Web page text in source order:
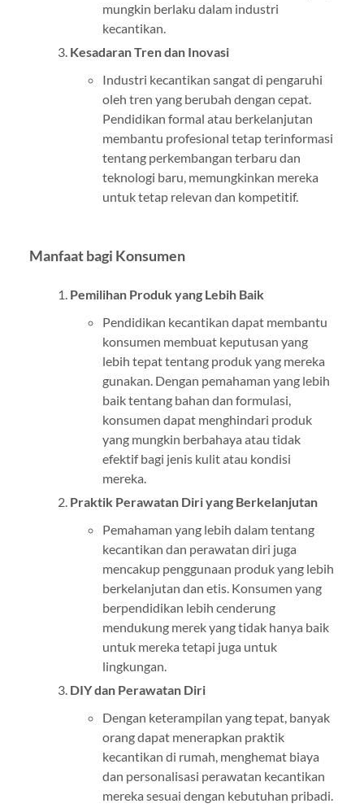
mungkin berlaku dalam industri
kecantikan.
Kesadaran Tren dan Inovasi
Industri kecantikan sangat di pengaruhi
oleh tren yang berubah dengan cepat.
Pendidikan formal atau berkelanjutan
membantu profesional tetap terinformasi
tentang perkembangan terbaru dan
teknologi baru, memungkinkan mereka
untuk tetap relevan dan kompetitif.
Manfaat bagi Konsumen
Pemilihan Produk yang Lebih Baik
Pendidikan kecantikan dapat membantu
konsumen membuat keputusan yang
lebih tepat tentang produk yang mereka
gunakan. Dengan pemahaman yang lebih
baik tentang bahan dan formulasi,
konsumen dapat menghindari produk
yang mungkin berbahaya atau tidak
efektif bagi jenis kulit atau kondisi
mereka.
Praktik Perawatan Diri yang Berkelanjutan
Pemahaman yang lebih dalam tentang
kecantikan dan perawatan diri juga
mencakup penggunaan produk yang lebih
berkelanjutan dan etis. Konsumen yang
berpendidikan lebih cenderung
mendukung merek yang tidak hanya baik
untuk mereka tetapi juga untuk
lingkungan.
DIY dan Perawatan Diri
Dengan keterampilan yang tepat, banyak
orang dapat menerapkan praktik
kecantikan di rumah, menghemat biaya
dan personalisasi perawatan kecantikan
mereka sesuai dengan kebutuhan pribadi.